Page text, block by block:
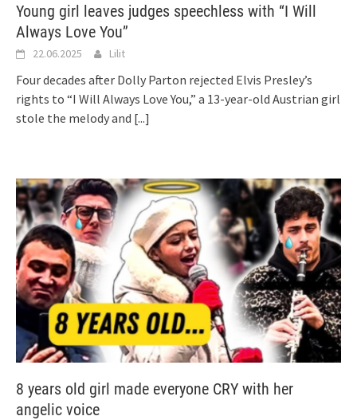
Young girl leaves judges speechless with “I Will
Always Love You”
22.06.2025 Lilit
Four decades after Dolly Parton rejected Elvis Presley’s
rights to “I Will Always Love You,” a 13-year-old Austrian girl
stole the melody and [...]
8 years old girl made everyone CRY with her
angelic voice